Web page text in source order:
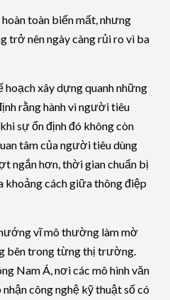
toàn biến mất, nhưng
trở nên ngày càng rủi ro vì ba
hoạch xây dựng quanh những
rằng hành vi người tiêu
sự ổn định đó không còn
tâm của người tiêu dùng
ngắn hơn, thời gian chuẩn bị
khoảng cách giữa thông điệp
vĩ mô thường làm mờ
bên trong từng thị trường.
Nam Á, nơi các mô hình văn
công nghệ kỹ thuật số có